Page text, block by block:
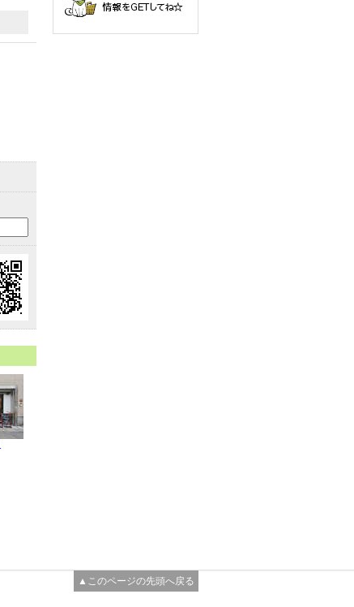
▲このページの先頭へ戻る